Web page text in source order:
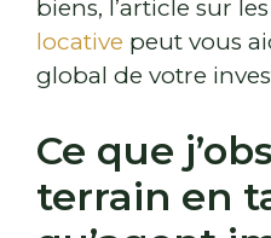
biens, l’article sur les
locative peut vous
global de votre
Ce que
terrain en